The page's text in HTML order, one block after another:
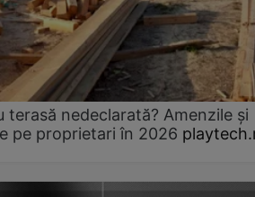
terasă nedeclarată? Amenzile și
pe proprietari în 2026